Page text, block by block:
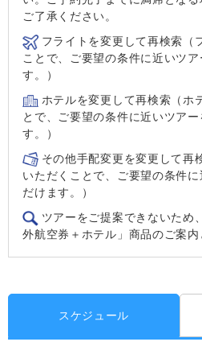
ご了承ください。
フライトを変更して再検索（
ことで、ご要望の条件に近いツ
す。）
ホテルを変更して再検索（ホ
とで、ご要望の条件に近いツア
す。）
その他手配変更を変更して再
いただくことで、ご要望の条件
だけます。）
ツアーをご提案できないため
外航空券＋ホテル」商品のご案内
スケジュール